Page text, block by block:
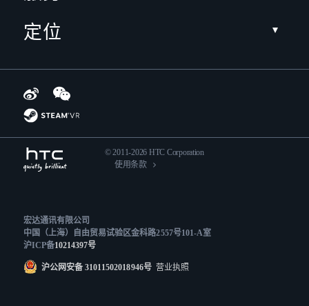
定位
© 2011-2026 HTC Corporation
使用条款
宏达通讯有限公司
中国（上海）自由贸易试验区金科路2557号101-A室
沪ICP备10214397号
沪公网安备 31011502018946号营业执照